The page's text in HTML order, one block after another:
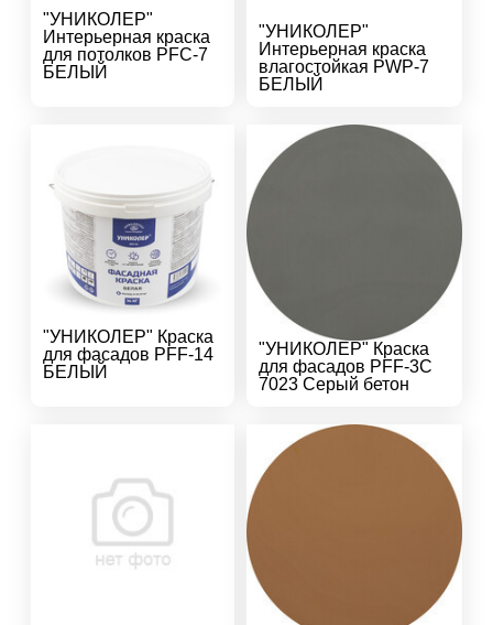
"УНИКОЛЕР"
Интерьерная краска
для потолков PFC-7
БЕЛЫЙ
"УНИКОЛЕР"
Интерьерная краска
влагостойкая PWP-7
БЕЛЫЙ
"УНИКОЛЕР" Краска
для фасадов PFF-14
БЕЛЫЙ
"УНИКОЛЕР" Краска
для фасадов PFF-3C
7023 Серый бетон